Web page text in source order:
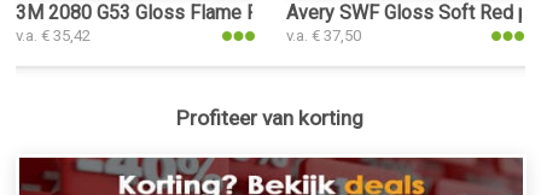
3M 2080 G53 Gloss Flame Red plakplastic
v.a. € 35,42
Avery SWF Gloss Soft Red
v.a. € 37,50
Profiteer van korting